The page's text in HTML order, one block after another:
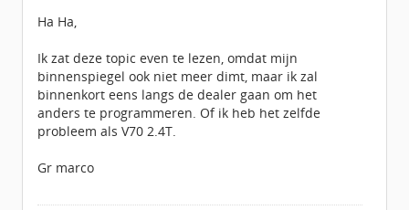
Ha Ha,
Ik zat deze topic even te lezen, omdat mijn
binnenspiegel ook niet meer dimt, maar ik zal
binnenkort eens langs de dealer gaan om het
anders te programmeren. Of ik heb het zelfde
probleem als V70 2.4T.
Gr marco